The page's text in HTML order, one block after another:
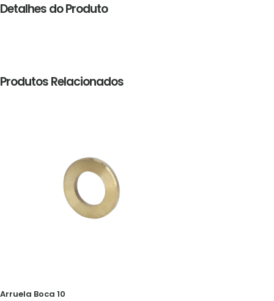
Detalhes do Produto
Produtos Relacionados
Arruela Boca 10